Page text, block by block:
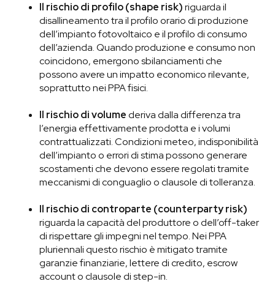
Il rischio di profilo (shape risk)riguarda il
disallineamento tra il profilo orario di produzione
dell’impianto fotovoltaico e il profilo di consumo
dell’azienda. Quando produzione e consumo non
coincidono, emergono sbilanciamenti che
possono avere un impatto economico rilevante,
soprattutto nei PPA fisici.
Il rischio di volumederiva dalla differenza tra
l’energia effettivamente prodotta e i volumi
contrattualizzati. Condizioni meteo, indisponibilità
dell’impianto o errori di stima possono generare
scostamenti che devono essere regolati tramite
meccanismi di conguaglio o clausole di tolleranza.
Il rischio di controparte (counterparty risk)
riguarda la capacità del produttore o dell’off-taker
di rispettare gli impegni nel tempo. Nei PPA
pluriennali questo rischio è mitigato tramite
garanzie finanziarie, lettere di credito, escrow
account o clausole di step-in.